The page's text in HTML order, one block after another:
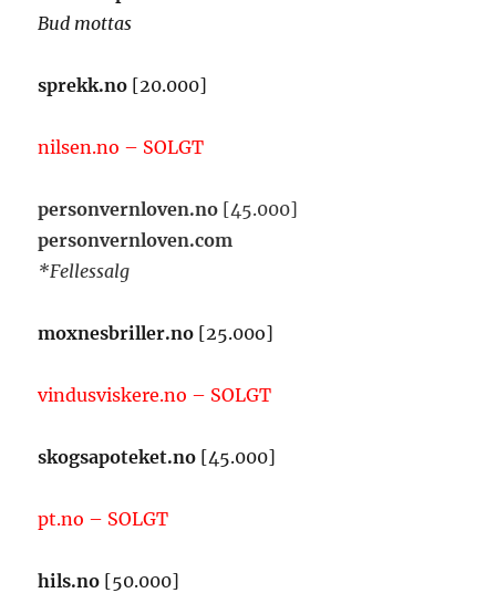
Bud mottas
sprekk.no [20.000]
nilsen.no – SOLGT
personvernloven.no [45.000]
personvernloven.com
*Fellessalg
moxnesbriller.no [25.00o]
vindusviskere.no – SOLGT
skogsapoteket.no [45.000]
pt.no – SOLGT
hils.no [50.000]